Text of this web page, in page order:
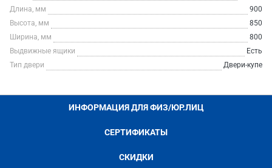
Длина, мм
900
Высота, мм
850
Ширина, мм
800
Выдвижные ящики
Есть
Тип двери
Двери-купе
ИНФОРМАЦИЯ ДЛЯ ФИЗ/ЮР.ЛИЦ
СЕРТИФИКАТЫ
СКИДКИ